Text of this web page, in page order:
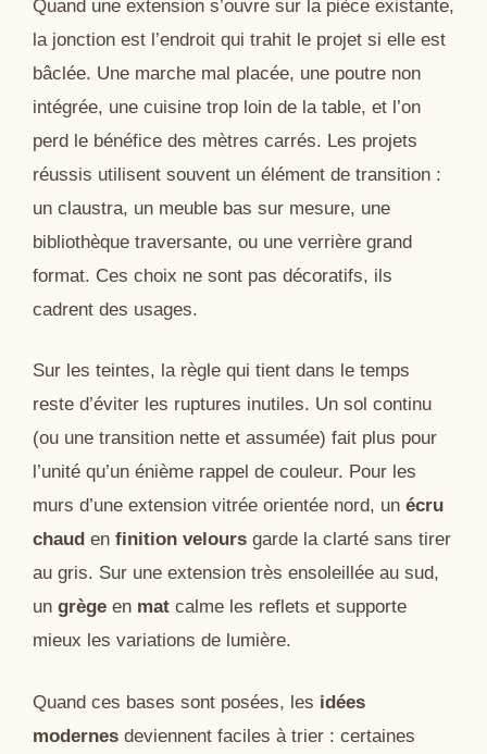
Quand une extension s’ouvre sur la pièce existante,
la jonction est l’endroit qui trahit le projet si elle est
bâclée. Une marche mal placée, une poutre non
intégrée, une cuisine trop loin de la table, et l’on
perd le bénéfice des mètres carrés. Les projets
réussis utilisent souvent un élément de transition :
un claustra, un meuble bas sur mesure, une
bibliothèque traversante, ou une verrière grand
format. Ces choix ne sont pas décoratifs, ils
cadrent des usages.
Sur les teintes, la règle qui tient dans le temps
reste d’éviter les ruptures inutiles. Un sol continu
(ou une transition nette et assumée) fait plus pour
l’unité qu’un énième rappel de couleur. Pour les
murs d’une extension vitrée orientée nord, un écru
chaud en finition velours garde la clarté sans tirer
au gris. Sur une extension très ensoleillée au sud,
un grège en mat calme les reflets et supporte
mieux les variations de lumière.
Quand ces bases sont posées, les idées
modernes deviennent faciles à trier : certaines